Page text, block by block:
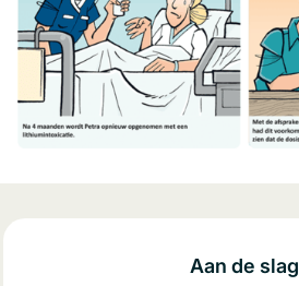
Aan de slag